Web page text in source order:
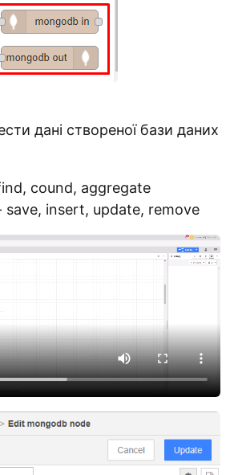
дані створеної бази даних
cound, aggregate
insert, update, remove